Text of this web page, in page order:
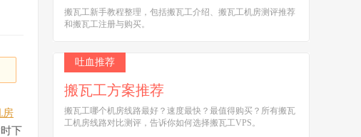
房
下
搬瓦工新手教程整理，包括搬瓦工介绍、搬瓦工机房测评推荐
和搬瓦工注册与购买。
吐血推荐
搬瓦工方案推荐
搬瓦工哪个机房线路最好？速度最快？最值得购买？所有搬瓦
工机房线路对比测评，告诉你如何选择搬瓦工VPS。